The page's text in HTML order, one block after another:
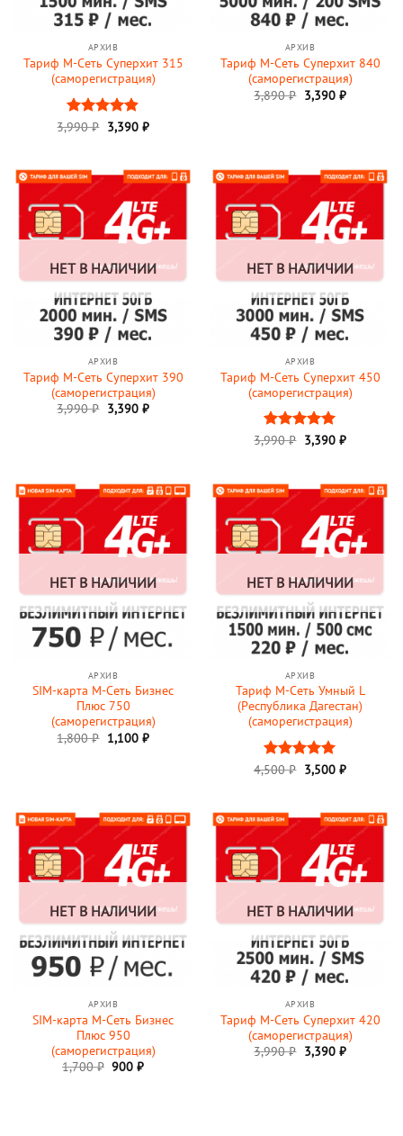
АРХИВ
Тариф М-Сеть Суперхит 315
(саморегистрация)
Оценка
3,990₽ 3,390 ₽
АРХИВ
Тариф М-Сеть Суперхит 840
(саморегистрация)
3,890₽ 3,390 ₽
НЕТ В НАЛИЧИИ
АРХИВ
Тариф М-Сеть Суперхит 390
(саморегистрация)
3,990₽ 3,390 ₽
НЕТ В НАЛИЧИИ
АРХИВ
Тариф М-Сеть Суперхит 450
(саморегистрация)
Оценка5
3,990₽ 3,390 ₽
НЕТ В НАЛИЧИИ
АРХИВ
SIM-карта М-Сеть Бизнес
Плюс 750
(саморегистрация)
1,800₽ Первоначальная
цена
1,100 ₽Текущая
НЕТ В НАЛИЧИИ
АРХИВ
Тариф М-Сеть Умный L
(Республика Дагестан)
(саморегистрация)
Оценка5
4,500₽ Первоначальная
цена
3,500 ₽Текущая
НЕТ В НАЛИЧИИ
АРХИВ
SIM-карта М-Сеть Бизнес
Плюс 950
(саморегистрация)
1,700₽ Первоначальная
900₽Текущая
НЕТ В НАЛИЧИИ
АРХИВ
Тариф М-Сеть Суперхит 420
(саморегистрация)
3,990₽ 3,390 ₽